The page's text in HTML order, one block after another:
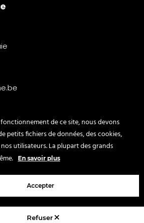
de ce site, nous devons
petits fichiers de données, des cookies,
utilisateurs. La plupart des grands
En savoir plus
Accepter
Refuser